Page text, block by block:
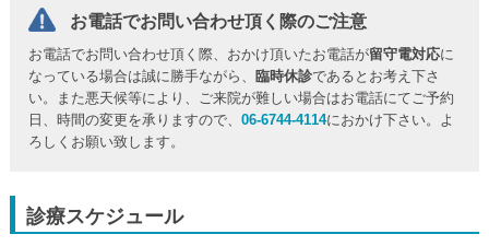
お電話でお問い合わせ頂く際のご注意
お電話でお問い合わせ頂く際、おかけ頂いたお電話が留守電対応に
なっている場合は誠に勝手ながら、臨時休診であるとお考え下さ
い。また悪天候等により、ご来院が難しい場合はお電話にてご予約
日、時間の変更を承りますので、06-6744-4114におかけ下さい。よ
ろしくお願い致します。
診療スケジュール